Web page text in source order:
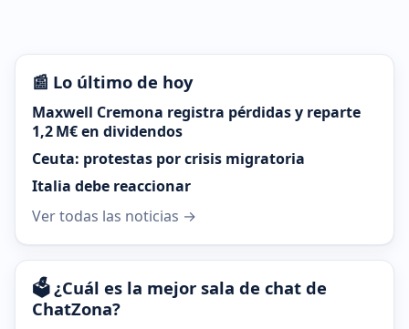
📰 Lo último de hoy
Maxwell Cremona registra pérdidas y reparte
1,2 M€ en dividendos
Ceuta: protestas por crisis migratoria
Italia debe reaccionar
Ver todas las noticias →
🗳️ ¿Cuál es la mejor sala de chat de
ChatZona?